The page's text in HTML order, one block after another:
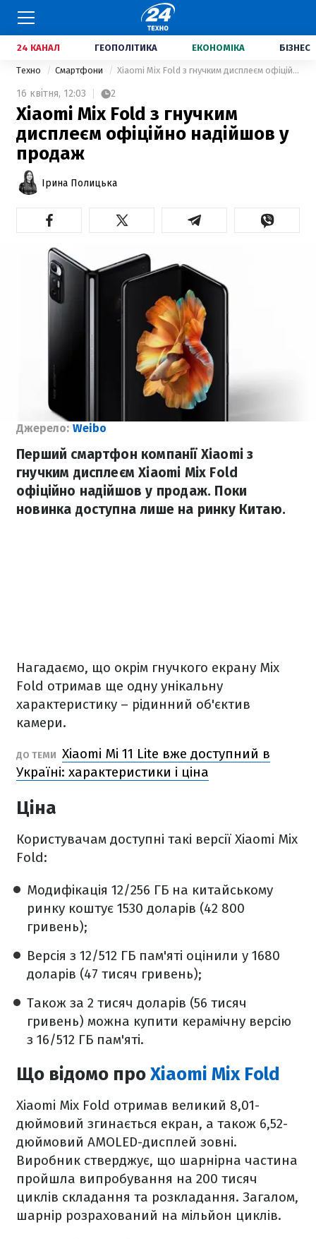
24 КАНАЛ ГЕОПОЛІТИКА ЕКОНОМІКА БІЗНЕС
Техно Смартфони Xiaomi Mix Fold з гнучким дисплеєм офіційно надійшов у продаж
16 квітня, 12:03 2
Xiaomi Mix Fold з гнучким
дисплеєм офіційно надійшов у
продаж
Ірина Полицька
Джерело: Weibo
Перший смартфон компанії Xiaomi з
гнучким дисплеєм Xiaomi Mix Fold
офіційно надійшов у продаж. Поки
новинка доступна лише на ринку Китаю.
Нагадаємо, що окрім гнучкого екрану Mix
Fold отримав ще одну унікальну
характеристику – рідинний об'єктив
камери.
ДО ТЕМИ Xiaomi Mi 11 Lite вже доступний в
Україні: характеристики і ціна
Ціна
Користувачам доступні такі версії Xiaomi Mix
Fold:
Модифікація 12/256 ГБ на китайському
ринку коштує 1530 доларів (42 800
гривень);
Версія з 12/512 ГБ пам'яті оцінили у 1680
доларів (47 тисяч гривень);
Також за 2 тисяч доларів (56 тисяч
гривень) можна купити керамічну версію
з 16/512 ГБ пам'яті.
Що відомо проXiaomi Mix Fold
Xiaomi Mix Fold отримав великий 8,01-
дюймовий згинається екран, а також 6,52-
дюймовий AMOLED-дисплей зовні.
Виробник стверджує, що шарнірна частина
пройшла випробування на 200 тисяч
циклів складання та розкладання. Загалом,
шарнір розрахований на мільйон циклів.